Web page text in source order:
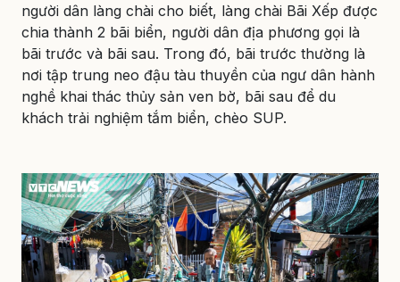
người dân làng chài cho biết, làng chài Bãi Xếp được
chia thành 2 bãi biển, người dân địa phương gọi là
bãi trước và bãi sau. Trong đó, bãi trước thường là
nơi tập trung neo đậu tàu thuyền của ngư dân hành
nghề khai thác thủy sản ven bờ, bãi sau để du
khách trải nghiệm tắm biển, chèo SUP.